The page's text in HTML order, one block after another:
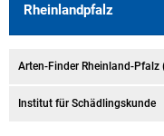
Rheinlandpfalz
Arten-Finder Rheinland-
Institut für Schädlingskunde